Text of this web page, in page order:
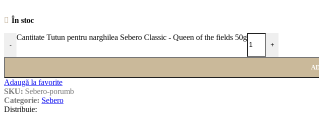
În stoc
-
Cantitate Tutun pentru narghilea Sebero Classic - Queen of the fields 50g
+
Adaugă la favorite
SKU: Sebero-porumb
Categorie: Sebero
Distribuie: